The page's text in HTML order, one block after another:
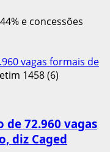
e concessões
vagas formais de
72.960 vagas
diz Caged